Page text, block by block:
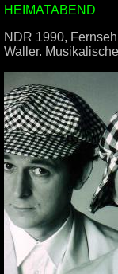
HEIMATABEND
NDR 1990,
Waller.